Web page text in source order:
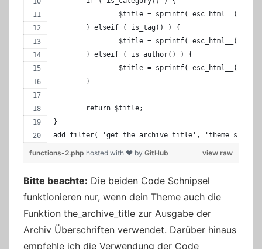
$title = sprintf( esc_html__(
	} elseif ( is_tag() ) {
$title = sprintf( esc_html__(
	} elseif ( is_author() ) {
$title = sprintf( esc_html__(
	}
	return $title;
}
add_filter( 'get_the_archive_title',
view raw
functions-2.php hosted with ❤ by GitHub
Bitte beachte: Die beiden Code Schnipsel
funktionieren nur, wenn dein Theme auch die
Funktion the_archive_title zur Ausgabe der
Archiv Überschriften verwendet. Darüber hinaus
empfehle ich die Verwendung der Code